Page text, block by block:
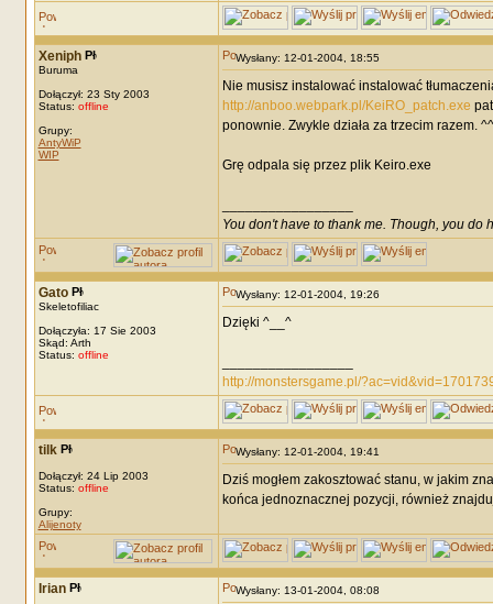
Xeniph
Buruma
Dołączył: 23 Sty 2003
Status: offline
Grupy:
AntyWiP
WIP
Wysłany: 12-01-2004, 18:55
Nie musisz instalować instalować
http://anboo.webpark.pl/KeiRO_patch.exe
ponownie. Zwykle działa za trzecim razem.
Grę odpala się przez plik Keiro.exe
You don't have to thank me. Though, you do
Gato
Skeletofiliac
Dołączyła: 17 Sie 2003
Skąd: Arth
Status: offline
Wysłany: 12-01-2004, 19:26
Dzięki ^__^
http://monstersgame.pl/
tilk
Dołączył: 24 Lip 2003
Status: offline
Grupy:
Alijenoty
Wysłany: 12-01-2004, 19:41
Dziś mogłem zakosztować stanu, w jakim
końca jednoznacznej pozycji, również
Irian Wysłany: 13-01-2004, 08:08